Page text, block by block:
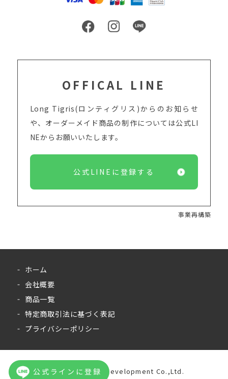
公式ラインに登録
OFFICAL LINE
Long Tigris(ロンティグリス)からのお知らせ
や、オーダーメイド商品の制作については公式LI
NEからお願いいたします。
公式LINEに登録する
事業再構築
ホーム
会社概要
商品一覧
特定商取引法に基づく表記
プライバシーポリシー
©︎ Japan Leisure Development Co.,Ltd.